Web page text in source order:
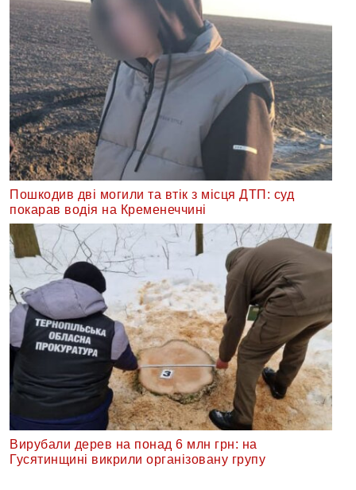
Пошкодив дві могили та втік з місця ДТП: суд
покарав водія на Кременеччині
Вирубали дерев на понад 6 млн грн: на
Гусятинщині викрили організовану групу